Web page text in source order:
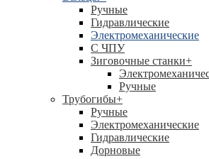
Ручные
Гидравлические
Электромеханические
С ЧПУ
Зиговочные станки+
Ручные
Трубогибы+
Ручные
Электромеханические
Гидравлические
Дорновые